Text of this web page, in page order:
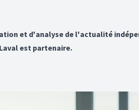
et d'analyse de l'actualité
est partenaire.